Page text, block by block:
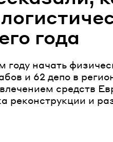
года
начать
и 62 депо в
средств
реконструкции и